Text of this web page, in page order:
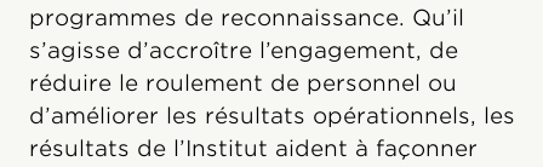
programmes de reconnaissance. Qu’il
s’agisse d’accroître l’engagement, de
réduire le roulement de personnel ou
d’améliorer les résultats opérationnels, les
résultats de l’Institut aident à façonner